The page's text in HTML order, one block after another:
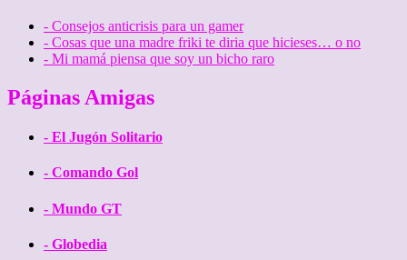
- Consejos anticrisis para un gamer
- Cosas que una madre friki te diria que hicieses… o no
- Mi mamá piensa que soy un bicho raro
Páginas Amigas
- El Jugón Solitario
- Comando Gol
- Mundo GT
- Globedia